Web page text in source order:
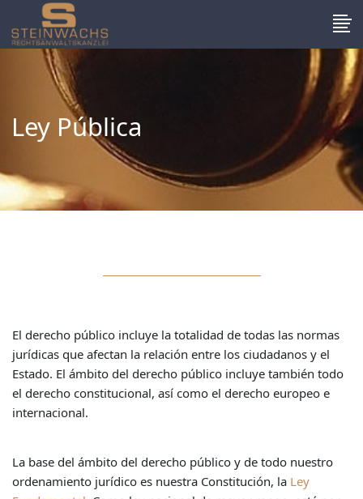
Ley Pública
El derecho público incluye la totalidad de todas las normas
jurídicas que afectan la relación entre los ciudadanos y el
Estado. El ámbito del derecho público incluye también todo
el derecho constitucional, así como el derecho europeo e
internacional.
La base del ámbito del derecho público y de todo nuestro
ordenamiento jurídico es nuestra Constitución, la Ley